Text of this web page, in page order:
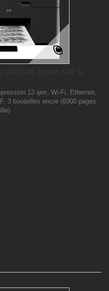
13 ipm, Wi-Fi, Ethernet,
3 bouteilles encre (6000 pages